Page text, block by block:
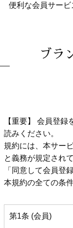
便利な会員サービ
ブラ
【重要】 会員登
読みください。
規約には、本サー
と義務が規定され
「同意して会員登
本規約の全ての条